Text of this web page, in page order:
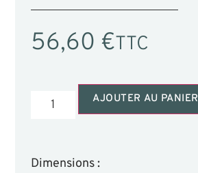
56,60 €TTC
AJOUTER AU PANIER
Dimensions :